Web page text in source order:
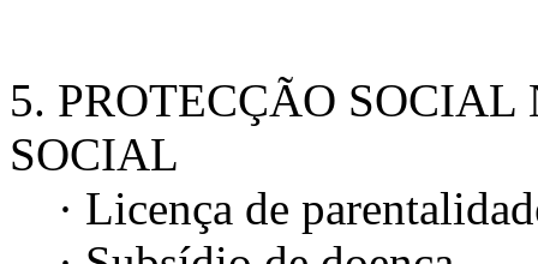
5. PROTECÇÃO
SOCIAL
· Licença de